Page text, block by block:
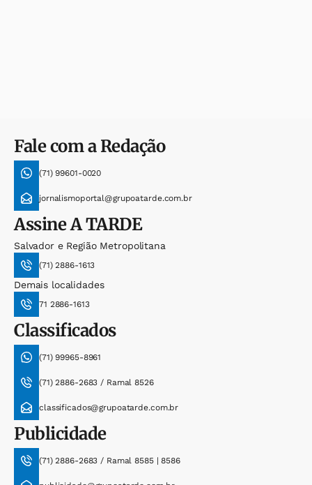
Fale com a Redação
(71) 99601-0020
jornalismoportal@grupoatarde.com.br
AssineA TARDE
Salvador e Região Metropolitana
(71) 2886-1613
Demais localidades
71 2886-1613
Classificados
(71) 99965-8961
(71) 2886-2683 / Ramal 8526
classificados@grupoatarde.com.br
Publicidade
(71) 2886-2683 / Ramal 8585 | 8586